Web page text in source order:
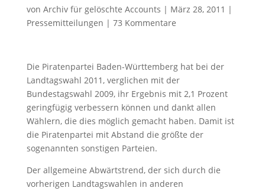
von Archiv für gelöschte Accounts | März 28, 2011 |
Pressemitteilungen | 73 Kommentare
Die Piratenpartei Baden-Württemberg hat bei der
Landtagswahl 2011, verglichen mit der
Bundestagswahl 2009, ihr Ergebnis mit 2,1 Prozent
geringfügig verbessern können und dankt allen
Wählern, die dies möglich gemacht haben. Damit ist
die Piratenpartei mit Abstand die größte der
sogenannten sonstigen Parteien.
Der allgemeine Abwärtstrend, der sich durch die
vorherigen Landtagswahlen in anderen